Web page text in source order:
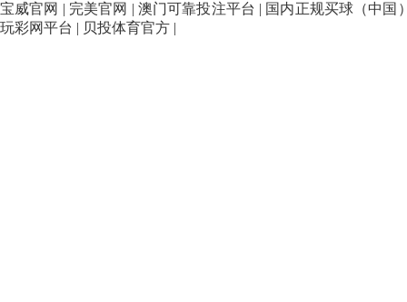
宝威官网 | 完美官网 | 澳门可靠投注平台 | 国内正规买球（中国
玩彩网平台 | 贝投体育官方 |